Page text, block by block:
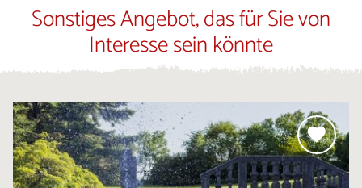
Sonstiges Angebot, das für Sie von
Interesse sein könnte